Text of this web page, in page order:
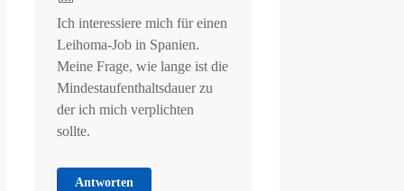
Ich interessiere mich für einen
Leihoma-Job in Spanien.
Meine Frage, wie lange ist die
Mindestaufenthaltsdauer zu
der ich mich verplichten
sollte.
Antworten